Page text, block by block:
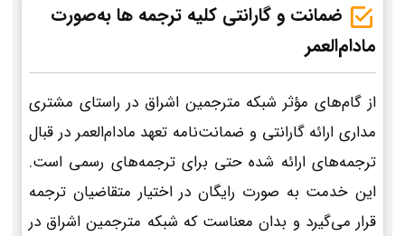
ضمانت و گارانتی کلیه ترجمه ها به‌صورت
مادام‌العمر
از گام‌های مؤثر شبکه مترجمین اشراق در راستای مشتری
مداری ارائه گارانتی و ضمانت‌نامه تعهد مادام‌العمر در قبال
ترجمه‌های ارائه شده حتی برای ترجمه‌های رسمی است.
این خدمت به صورت رایگان در اختیار متقاضیان ترجمه
قرار می‌گیرد و بدان معناست که شبکه مترجمین اشراق در